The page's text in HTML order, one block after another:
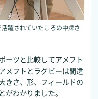
躍されていたころの中澤さ
ーツと比較してアメフト
メフトとラグビーは間違
きさ、形、フィールドの
わかりました。